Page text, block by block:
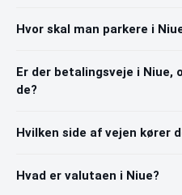
Hvor skal man parkere i
Er der betalingsveje i Niue,
de?
Hvilken side af vejen kører
Hvad er valutaen i Niue?